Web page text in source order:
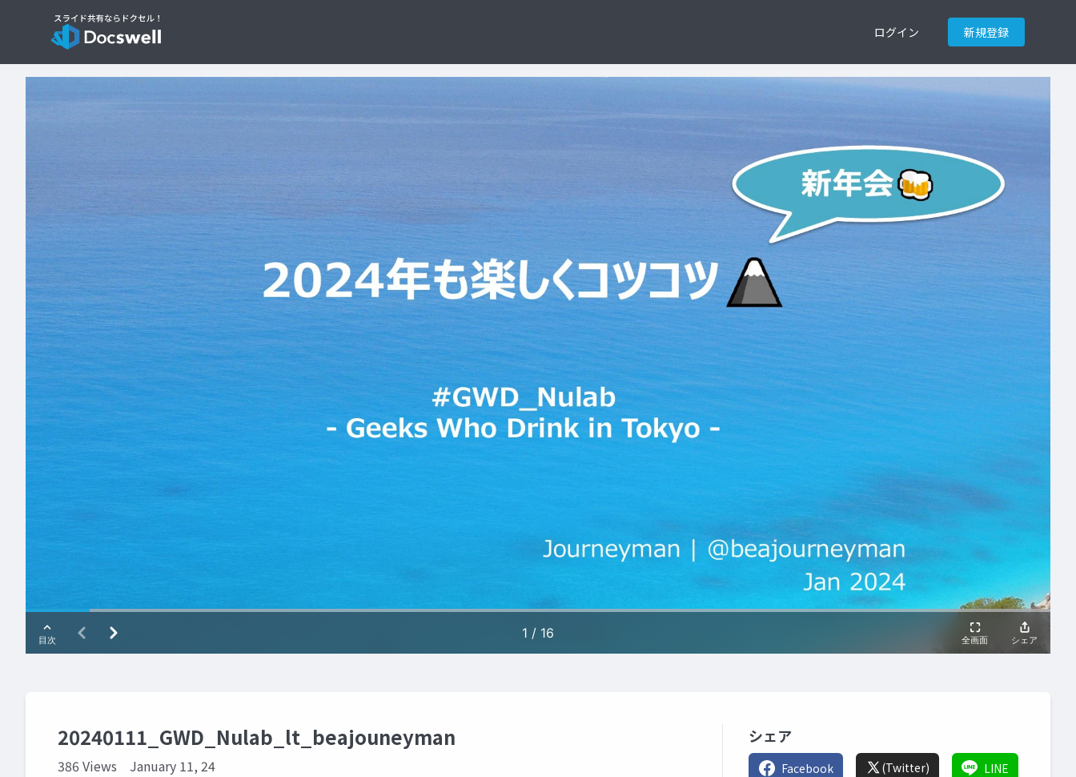
ログイン 新規登録
20240111_GWD_Nulab_lt_beajouneyman
386 Views January 11, 24
シェア
Facebook (Twitter) LINE